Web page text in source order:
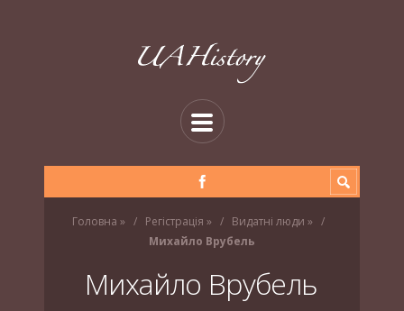
Головна » Регістрація » Видатні люди »
Михайло Врубель
Михайло Врубель